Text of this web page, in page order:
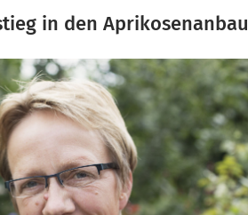
in den Aprikosenanbau